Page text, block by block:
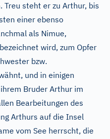
steht er zu Arthur, bis
einer ebenso
als Nimue,
wird, zum Opfer
bzw.
und in einigen
Bruder Arthur im
Bearbeitungen des
Arthurs auf die Insel
vom See herrscht, die